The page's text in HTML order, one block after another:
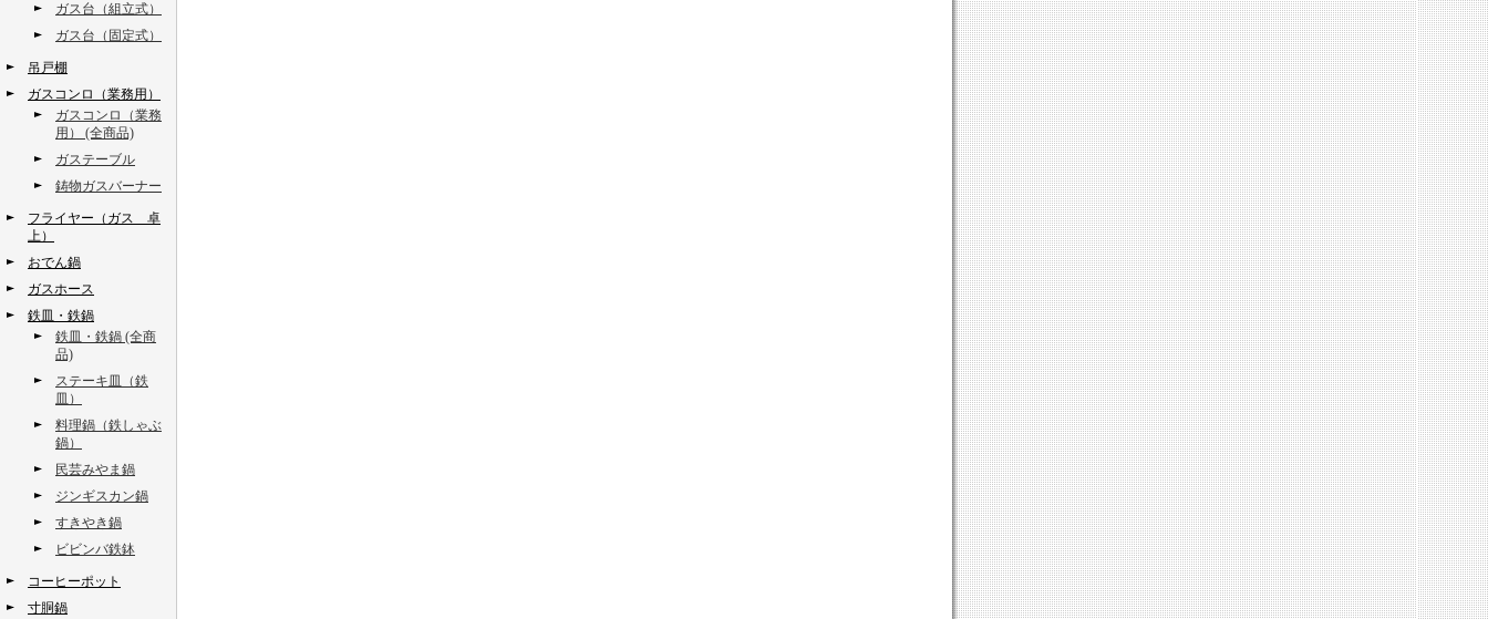
ガス台（組立式）
ガス台（固定式）
吊戸棚
ガスコンロ（業務用）
ガスコンロ（業務
用） (全商品)
ガステーブル
鋳物ガスバーナー
フライヤー（ガス 卓
上）
おでん鍋
ガスホース
鉄皿・鉄鍋
鉄皿・鉄鍋 (全商
品)
ステーキ皿（鉄
皿）
料理鍋（鉄しゃぶ
鍋）
民芸みやま鍋
ジンギスカン鍋
すきやき鍋
ビビンバ鉄鉢
コーヒーポット
寸胴鍋